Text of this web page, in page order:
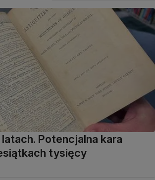
Potencjalna kara
tysięcy